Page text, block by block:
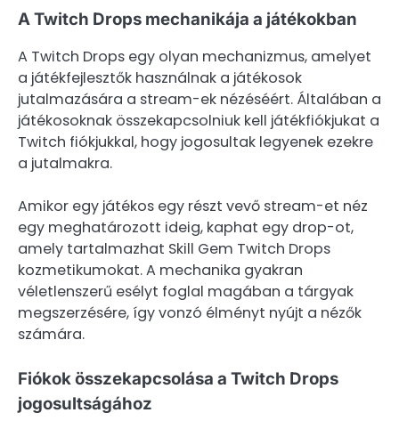
A Twitch Drops mechanikája a játékokban
A Twitch Drops egy olyan mechanizmus, amelyet
a játékfejlesztők használnak a játékosok
jutalmazására a stream-ek nézéséért. Általában a
játékosoknak összekapcsolniuk kell játékfiókjukat a
Twitch fiókjukkal, hogy jogosultak legyenek ezekre
a jutalmakra.
Amikor egy játékos egy részt vevő stream-et néz
egy meghatározott ideig, kaphat egy drop-ot,
amely tartalmazhat Skill Gem Twitch Drops
kozmetikumokat. A mechanika gyakran
véletlenszerű esélyt foglal magában a tárgyak
megszerzésére, így vonzó élményt nyújt a nézők
számára.
Fiókok összekapcsolása a Twitch Drops
jogosultságához